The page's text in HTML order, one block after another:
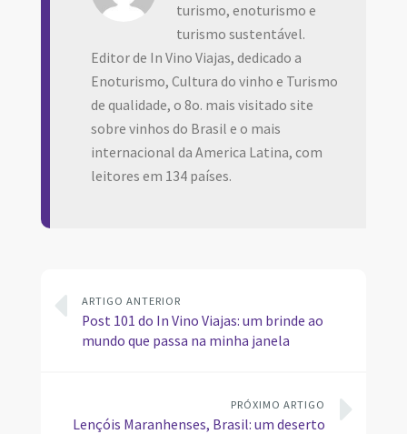
turismo, enoturismo e
turismo sustentável.
Editor de In Vino Viajas, dedicado a
Enoturismo, Cultura do vinho e Turismo
de qualidade, o 8o. mais visitado site
sobre vinhos do Brasil e o mais
internacional da America Latina, com
leitores em 134 países.
ARTIGO ANTERIOR
Post 101 do In Vino Viajas: um brinde ao
mundo que passa na minha janela
PRÓXIMO ARTIGO
Lençóis Maranhenses, Brasil: um deserto